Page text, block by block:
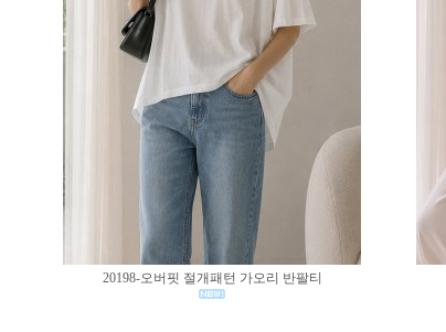
20198-오버핏 절개패턴 가오리 반팔티